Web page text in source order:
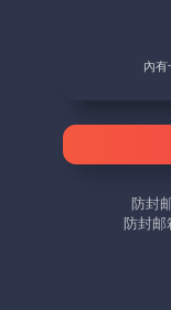
內有
防封
防封